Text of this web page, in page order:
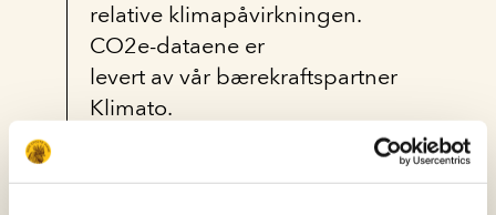
relative klimapåvirkningen.
CO2e-dataene er
levert av vår bærekraftspartner
Klimato.